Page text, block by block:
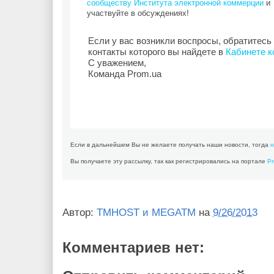
сообществу Института электронной коммерции и
участвуйте в обсуждениях!
Если у вас возникли воспросы,
контакты которого вы найдете в Кабинете
С уважением,
Команда Prom.ua
Если в дальнейшем Вы не желаете получать наши новости, тогда
Вы получаете эту рассылку, так как регистрировались на портале
Автор: TMHOST и MEGATM на 9/26/2013
Комментариев нет: